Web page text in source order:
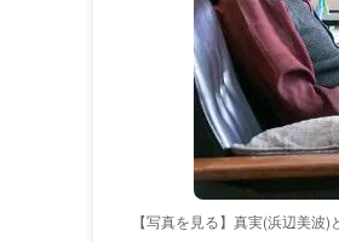
【写真を見る】真実(浜辺美